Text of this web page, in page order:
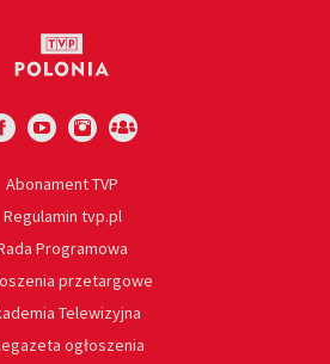
Abonament TVP
Regulamin tvp.pl
Programowa
przetargowe
Telewizyjna
ogłoszenia